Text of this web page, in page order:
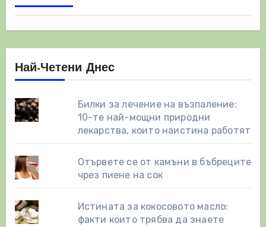
Най-Четени Днес
Билки за лечение на възпаление:
10-те най-мощни природни
лекарства, които наистина работят
Отървете се от камъни в бъбреците
чрез пиене на сок
Истината за кокосовото масло:
факти които трябва да знаете